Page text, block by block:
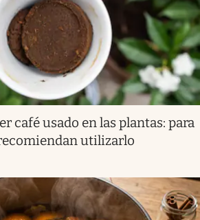
café usado en las plantas: para
utilizarlo